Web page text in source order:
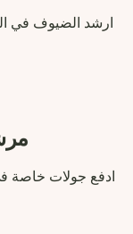
ارشد الضيوف في
ادفع جولات خاصة